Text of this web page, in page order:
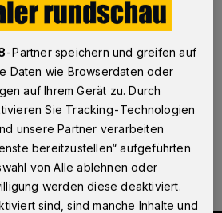
eindrucksvollen Bild, das im
2017" im Tanztunnel
schaffte es Sven Pacher
Wuppertaler Fotopreis 2018.
-Partner speichern und greifen auf
Daten wie Browserdaten oder
auf Ihrem Gerät zu. Durch
Sie Tracking-Technologien
unsere Partner verarbeiten
bereitzustellen“ aufgeführten
von Alle ablehnen oder
werden diese deaktiviert.
sind, sind manche Inhalte und